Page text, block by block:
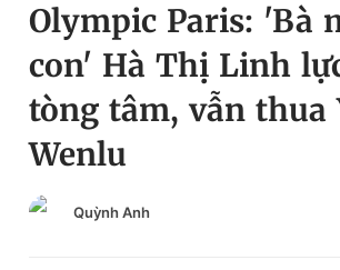
Chuyên mục
Chuyên mục khác
Chào ngày mới
Tin thị trường
Đổi mật khẩu
Tin đã lưu
Tin đã xem
Olympic Paris: 'Bà
con' Hà Thị Linh
tòng tâm, vẫn thua
Wenlu
Quỳnh Anh